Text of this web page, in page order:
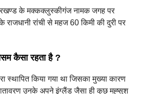
के मक्कक्लुस्कीगंज नामक जगह पर
रांची से महज 60 किमी की दुरी पर
कैसा रहता है ?
स्थापित किया गया था जिसका मुख्या कारण
उनके अपने इंग्लैंड जैसा ही कुछ मह्सुश